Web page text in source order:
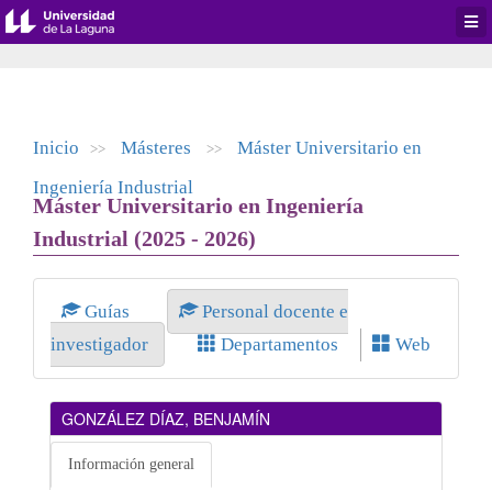
Inicio >> Másteres >>
Máster Universitario en
Ingeniería Industrial
Máster Universitario en Ingeniería
Industrial (2025 - 2026)
Guías
Personal docente e
investigador
Departamentos Web
GONZÁLEZ DÍAZ, BENJAMÍN
Información general